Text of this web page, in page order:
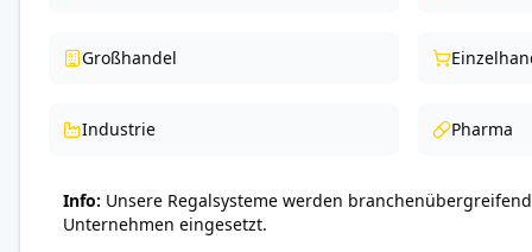
Großhandel
Industrie Pharma
Info Unsere Regalsysteme werden
Unternehmen eingesetzt.